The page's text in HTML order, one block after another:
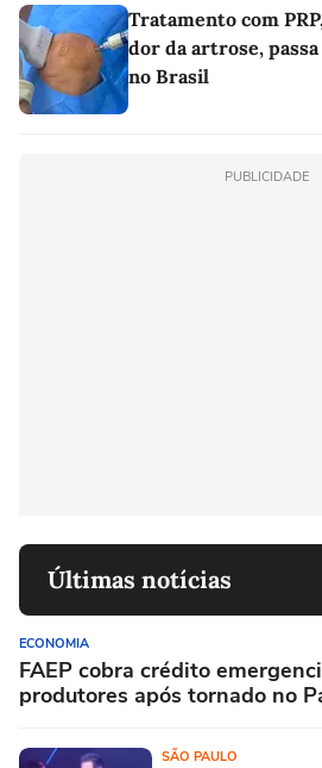
Tratamento com
dor da artrose,
no Brasil
PUBLICIDADE
Últimas notícias
ECONOMIA
FAEP cobra crédito
produtores após tornado no
SÃO PAULO